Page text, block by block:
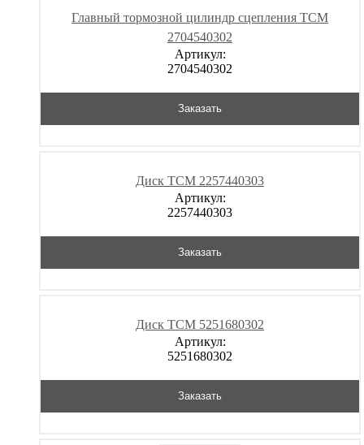
Главный тормозной цилиндр сцепления TCM
2704540302
Артикул:
2704540302
Заказать
Диск TCM 2257440303
Артикул:
2257440303
Заказать
Диск TCM 5251680302
Артикул:
5251680302
Заказать